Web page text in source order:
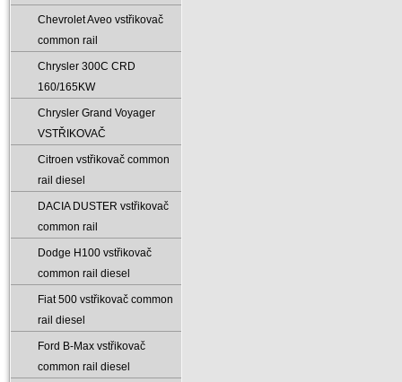
Chevrolet Aveo vstřikovač
common rail
Chrysler 300C CRD
160/165KW
Chrysler Grand Voyager
VSTŘIKOVAČ
Citroen vstřikovač common
rail diesel
DACIA DUSTER vstřikovač
common rail
Dodge H100 vstřikovač
common rail diesel
Fiat 500 vstřikovač common
rail diesel
Ford B-Max vstřikovač
common rail diesel